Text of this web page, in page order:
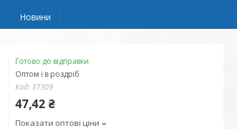
Новини
Готово до відправки
Оптом і в роздріб
Код:37309
47,42 ₴
Показати оптові ціни